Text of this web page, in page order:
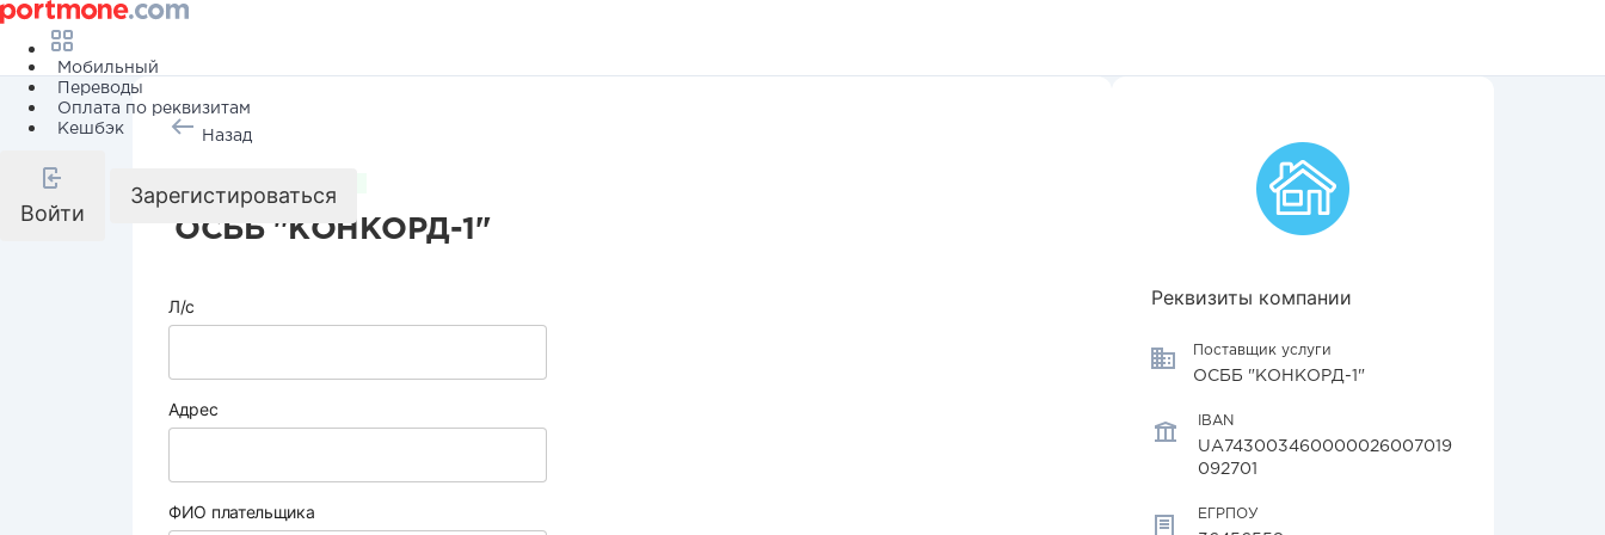
Мобильный
Переводы
Оплата по реквизитам
Кешбэк
Войти
Зарегистироваться
Назад
ОСББ "КОНКОРД-1"
Л/с
Адрес
ФИО плательщика
Реквизиты компании
Поставщик услуги
ОСББ "КОНКОРД-1"
IBAN
UA743003460000026007019
092701
ЕГРПОУ